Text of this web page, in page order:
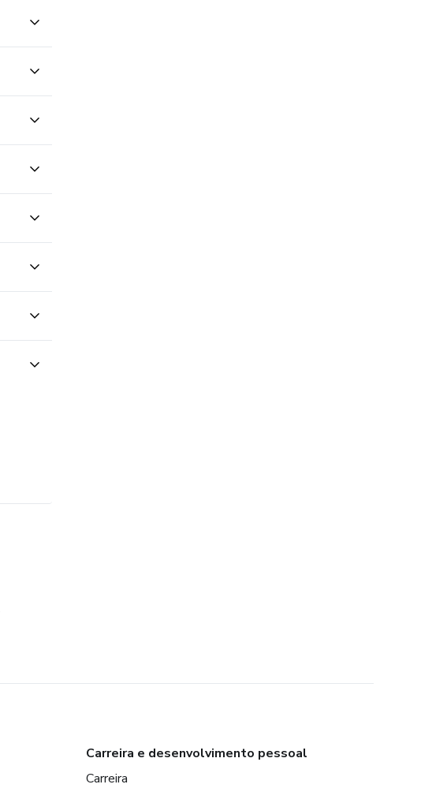
Carreira e desenvolvimento pessoal
Carreira